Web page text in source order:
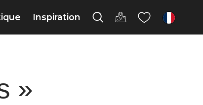
Inspiration fr
»